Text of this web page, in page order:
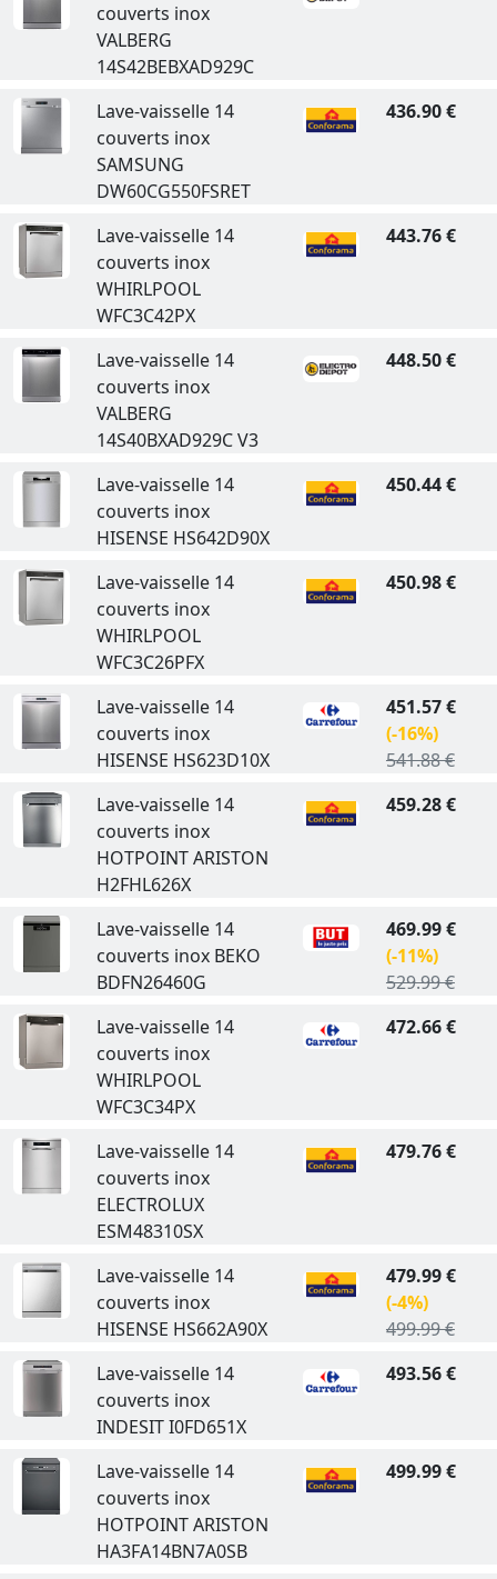
couverts inox
VALBERG
14S42BEBXAD929C
Lave-vaisselle 14
couverts inox
SAMSUNG
DW60CG550FSRET
436.90 €
Lave-vaisselle 14
couverts inox
WHIRLPOOL
WFC3C42PX
443.76 €
Lave-vaisselle 14
couverts inox
VALBERG
14S40BXAD929C V3
448.50 €
Lave-vaisselle 14
couverts inox
HISENSE HS642D90X
450.44 €
Lave-vaisselle 14
couverts inox
WHIRLPOOL
WFC3C26PFX
450.98 €
Lave-vaisselle 14
couverts inox
HISENSE HS623D10X
451.57 €
(-16%)
541.88 €
Lave-vaisselle 14
couverts inox
HOTPOINT ARISTON
H2FHL626X
459.28 €
Lave-vaisselle 14
couverts inox BEKO
BDFN26460G
469.99 €
(-11%)
529.99 €
Lave-vaisselle 14
couverts inox
WHIRLPOOL
WFC3C34PX
472.66 €
Lave-vaisselle 14
couverts inox
ELECTROLUX
ESM48310SX
479.76 €
Lave-vaisselle 14
couverts inox
HISENSE HS662A90X
479.99 €
(-4%)
499.99 €
Lave-vaisselle 14
couverts inox
INDESIT I0FD651X
493.56 €
Lave-vaisselle 14
couverts inox
HOTPOINT ARISTON
HA3FA14BN7A0SB
499.99 €